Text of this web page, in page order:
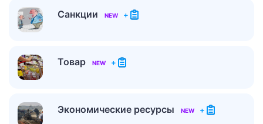
Санкции NEW +
Товар NEW +
Экономические ресурсы NEW +